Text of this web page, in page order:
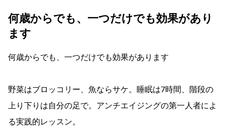
何歳からでも、一つだけでも効果があり
ます
何歳からでも、一つだけでも効果があります
野菜はブロッコリー、魚ならサケ。睡眠は7時間、階段の
上り下りは自分の足で。アンチエイジングの第一人者によ
る実践的レッスン。